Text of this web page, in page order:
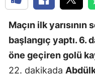
Maçın ilk yarısının
başlangıç yaptı. 6.
öne geçiren golü
22. dakikada